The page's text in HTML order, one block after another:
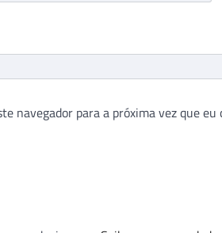
navegador para a próxima vez que eu